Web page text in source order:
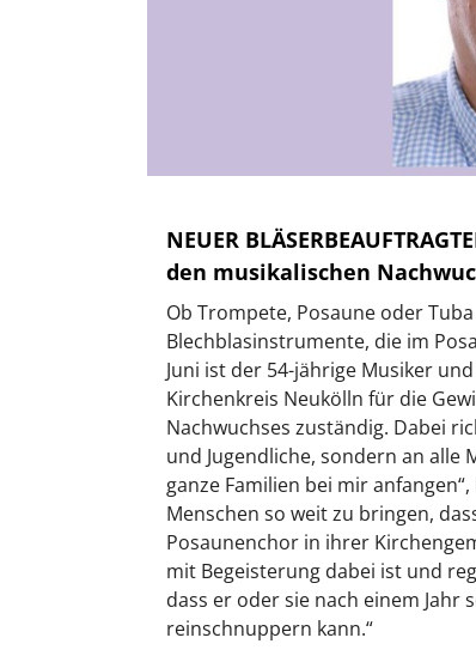
NEUER
den musikalischen
Ob Trompete, Posaune oder
Blechblasinstrumente, die im
Juni ist der 54-jährige Musiker
Kirchenkreis Neukölln für die
Nachwuchses zuständig. Dabei
und Jugendliche, sondern an alle
ganze Familien bei mir
Menschen so weit zu bringen,
Posaunenchor in ihrer
mit Begeisterung dabei ist und
dass er oder sie nach einem Jahr
reinschnuppern kann.“